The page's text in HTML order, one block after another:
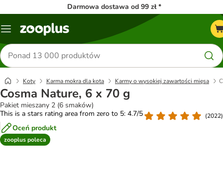
Darmowa dostawa od 99 zł *
Menu
Szukaj
produktów
Koty Karma mokra dla kota Karmy o wysokiej zawartości mięsa
Cosma Nature, 6 x 70 g
Pakiet mieszany 2 (6 smaków)
This is a stars rating area from zero to 5: 4.7/5
(2022)
Oceń produkt
zooplus poleca